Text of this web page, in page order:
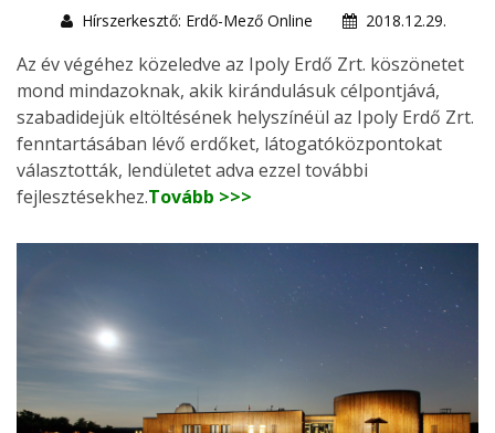
Hírszerkesztő: Erdő-Mező Online
2018.12.29.
Az év végéhez közeledve az Ipoly Erdő Zrt. köszönetet
mond mindazoknak, akik kirándulásuk célpontjává,
szabadidejük eltöltésének helyszínéül az Ipoly Erdő Zrt.
fenntartásában lévő erdőket, látogatóközpontokat
választották, lendületet adva ezzel további
fejlesztésekhez.Tovább >>>